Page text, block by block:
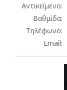
Αντικείμενο:
Βαθμίδα:
Τηλέφωνο:
Email: